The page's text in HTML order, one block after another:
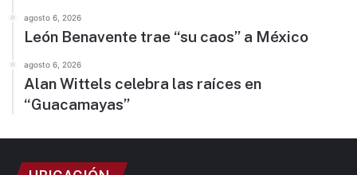
agosto 6, 2026
León Benavente trae “su caos” a México
agosto 6, 2026
Alan Wittels celebra las raíces en
“Guacamayas”